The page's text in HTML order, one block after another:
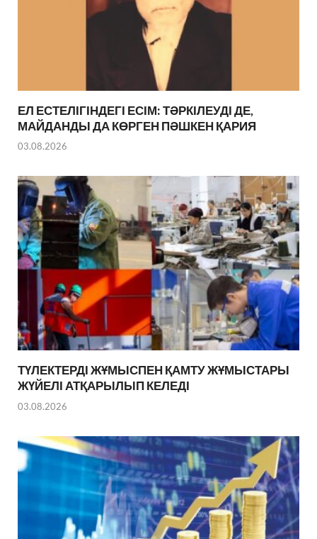
ЕЛ ЕСТЕЛІГІНДЕГІ ЕСІМ: ТӘРКІЛЕУДІ ДЕ,
МАЙДАНДЫ ДА КӨРГЕН ПӘШКЕН ҚАРИЯ
03.08.2026
ТҮЛЕКТЕРДІ ЖҰМЫСПЕН ҚАМТУ ЖҰМЫСТАРЫ
ЖҮЙЕЛІ АТҚАРЫЛЫП КЕЛЕДІ
03.08.2026